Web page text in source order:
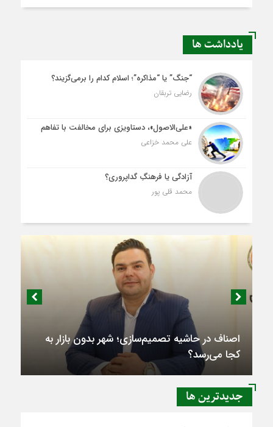
یادداشت ها
“جنگ” یا “مذاکره”؛ اسلام کدام را برمی‌گزیند؟
رضایی تربقان
«علی‌الاصول»، دستاویزی برای مخالفت با تفاهم
علی محمد خزاعی
آزادگی یا فرهنگِ گداپروری؟
محمد قلی پور
اصناف در حاشیه تصمیم‌سازی؛ شهر بدون بازار به
کجا می‌رسد؟
جديدترين ها